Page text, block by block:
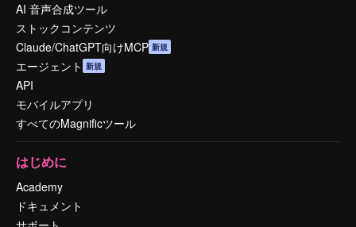
AI 音声合成ツール
ストックコンテンツ
Claude/ChatGPT向けMCP 新規
エージェント 新規
API
モバイルアプリ
すべてのMagnificツール
はじめに
Academy
ドキュメント